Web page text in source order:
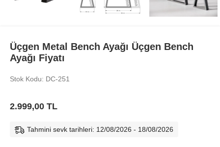
Üçgen Metal Bench Ayağı Üçgen Bench
Ayağı Fiyatı
Stok Kodu: DC-251
2.999,00 TL
Tahmini sevk tarihleri: 12/08/2026 - 18/08/2026